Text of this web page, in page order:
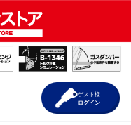
ゲスト様
ログイン